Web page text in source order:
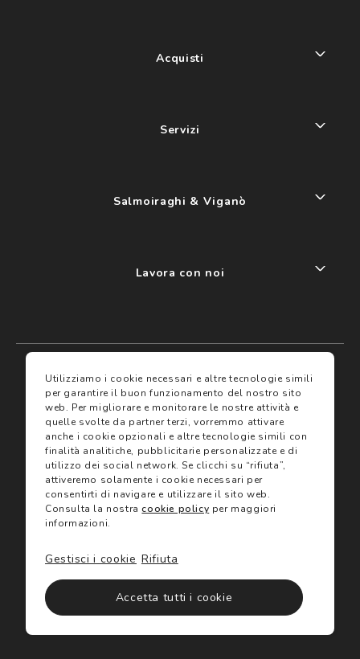
I miei preferiti
Assicurazioni
Servizi
Trova negozio
Gift Card
Acquisti
Servizi
Salmoiraghi & Viganò
Lavora con noi
Termini e condizioni
Termini di vendita
Avvertenze e informazioni di sicurezza sui prodotti
Informativa sulla Privacy
Utilizzo dei cookie
Utilizziamo i cookie necessari e altre tecnologie simili
per garantire il buon funzionamento del nostro sito
web. Per migliorare e monitorare le nostre attività e
quelle svolte da partner terzi, vorremmo attivare
anche i cookie opzionali e altre tecnologie simili con
finalità analitiche, pubblicitarie personalizzate e di
utilizzo dei social network. Se clicchi su “rifiuta”,
attiveremo solamente i cookie necessari per
consentirti di navigare e utilizzare il sito web.
Consulta la nostracookie policy per maggiori
informazioni.
Accetta tutti i cookie
Rifiuta
Gestisci i cookie